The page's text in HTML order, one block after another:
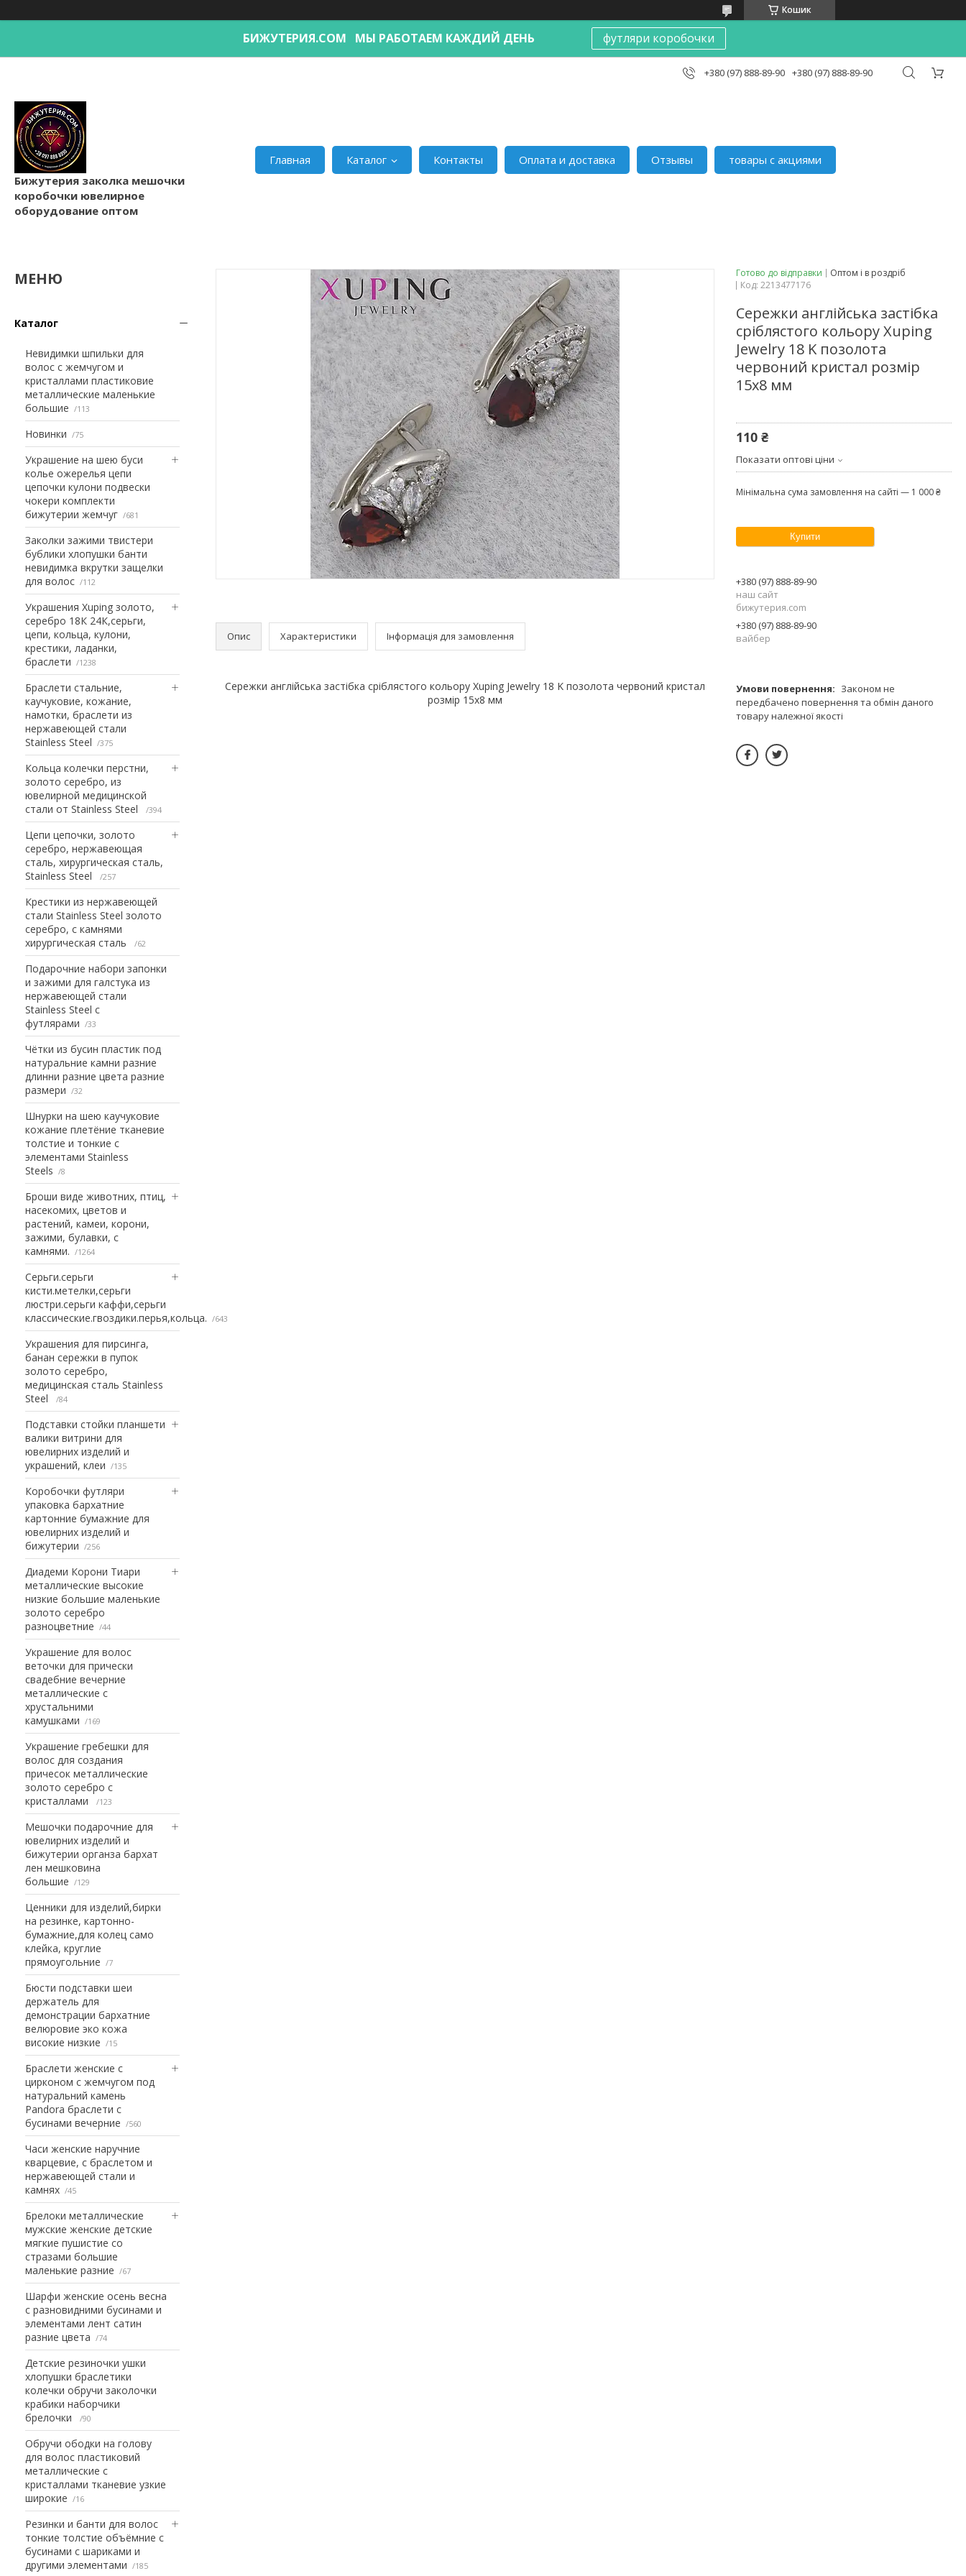
Кошик
БИЖУТЕРИЯ.COM МЫ РАБОТАЕМ КАЖДИЙ ДЕНЬ футляри коробочки
+380 (97) 888-89-90 +380 (97) 888-89-90
Бижутерия заколка мешочки
коробочки ювелирное
оборудование оптом
Главная Каталог Контакты Оплата и доставка Отзывы товары с акциями
Каталог
Невидимки шпильки для
волос с жемчугом и
кристаллами пластиковие
металлические маленькие
большие
113
Новинки 75
Украшение на шею буси
колье ожерелья цепи
цепочки кулони подвески
чокери комплекти
бижутерии жемчуг
681
Заколки зажими твистери
бублики хлопушки банти
невидимка вкрутки защелки
для волос
112
Украшения Xuping золото,
серебро 18К 24К,серьги,
цепи, кольца, кулони,
крестики, ладанки,
браслети
1238
Браслети стальние,
каучуковие, кожание,
намотки, браслети из
нержавеющей стали
Stainless Steel
375
Кольца колечки перстни,
золото серебро, из
ювелирной медицинской
стали от Stainless Steel
394
Цепи цепочки, золото
серебро, нержавеющая
сталь, хирургическая сталь,
Stainless Steel
257
Крестики из нержавеющей
стали Stainless Steel золото
серебро, с камнями
хирургическая сталь
62
Подарочние набори запонки
и зажими для галстука из
нержавеющей стали
Stainless Steel с
футлярами
33
Чётки из бусин пластик под
натуральние камни разние
длинни разние цвета разние
размери
32
Шнурки на шею каучуковие
кожание плетёние тканевие
толстие и тонкие с
элементами Stainless
Steels
8
Броши виде животних, птиц,
насекомих, цветов и
растений, камеи, корони,
зажими, булавки, с
камнями.
1264
Серьги.серьги
кисти.метелки,серьги
люстри.серьги каффи,серьги
классические.гвоздики.перья,кольца.
643
Украшения для пирсинга,
банан сережки в пупок
золото серебро,
медицинская сталь Stainless
Steel
84
Подставки стойки планшети
валики витрини для
ювелирних изделий и
украшений, клеи
135
Коробочки футляри
упаковка бархатние
картонние бумажние для
ювелирних изделий и
бижутерии
256
Диадеми Корони Тиари
металлические высокие
низкие большие маленькие
золото серебро
разноцветние
44
Украшение для волос
веточки для прически
свадебние вечерние
металлические с
хрустальними
камушками
169
Украшение гребешки для
волос для создания
причесок металлические
золото серебро с
кристаллами
123
Мешочки подарочние для
ювелирних изделий и
бижутерии органза бархат
лен мешковина
большие
129
Ценники для изделий,бирки
на резинке, картонно-
бумажние,для колец само
клейка, круглие
прямоугольние
7
Бюсти подставки шеи
держатель для
демонстрации бархатние
велюровие эко кожа
високие низкие
15
Браслети женские с
цирконом с жемчугом под
натуральний камень
Pandora браслети с
бусинами вечерние
560
Часи женские наручние
кварцевие, с браслетом и
нержавеющей стали и
камнях
45
Брелоки металлические
мужские женские детские
мягкие пушистие со
стразами большие
маленькие разние
67
Шарфи женские осень весна
с разновидними бусинами и
элементами лент сатин
разние цвета
74
Детские резиночки ушки
хлопушки браслетики
колечки обручи заколочки
крабики наборчики
брелочки
90
Обручи ободки на голову
для волос пластиковий
металлические с
кристаллами тканевие узкие
широкие
16
Резинки и банти для волос
тонкие толстие объёмние с
бусинами с шариками и
другими элементами
185
Опис Характеристики Інформація для замовлення
Сережки англійська застібка сріблястого кольору Xuping Jewelry 18 K позолота червоний кристал
розмір 15х8 мм
Готово до відправки
Оптом і в роздріб
Код: 2213477176
Сережки англійська застібка
сріблястого кольору Xuping
Jewelry 18 K позолота
червоний кристал розмір
15х8 мм
110 ₴
Показати оптові ціни
Мінімальна сума замовлення на сайті — 1 000 ₴
Купити
+380 (97) 888-89-90
наш сайт
бижутерия.com
+380 (97) 888-89-90
вайбер
Законом не
передбачено повернення та обмін даного
товару належної якості